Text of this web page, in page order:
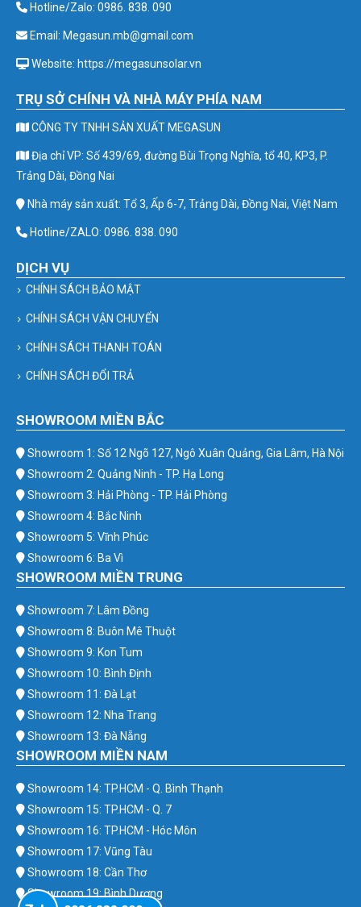
Hotline/Zalo: 0986. 838. 090
Email: Megasun.mb@gmail.com
Website: https://megasunsolar.vn
TRỤ SỞ CHÍNH VÀ NHÀ MÁY PHÍA NAM
CÔNG TY TNHH SẢN XUẤT MEGASUN
Địa chỉ VP: Số 439/69, đường Bùi Trọng Nghĩa, tổ 40, KP3, P.
Trảng Dài, Đồng Nai
Nhà máy sản xuất: Tổ 3, Ấp 6-7, Trảng Dài, Đồng Nai, Việt Nam
Hotline/ZALO: 0986. 838. 090
DỊCH VỤ
CHÍNH SÁCH BẢO MẬT
CHÍNH SÁCH VẬN CHUYỂN
CHÍNH SÁCH THANH TOÁN
CHÍNH SÁCH ĐỔI TRẢ
SHOWROOM MIỀN BẮC
Showroom 1: Số 12 Ngõ 127, Ngô Xuân Quảng, Gia Lâm, Hà Nội
Showroom 2: Quảng Ninh - TP. Hạ Long
Showroom 3: Hải Phòng - TP. Hải Phòng
Showroom 4: Bắc Ninh
Showroom 5: Vĩnh Phúc
Showroom 6: Ba Vì
SHOWROOM MIỀN TRUNG
Showroom 7: Lâm Đồng
Showroom 8: Buôn Mê Thuột
Showroom 9: Kon Tum
Showroom 10: Bình Định
Showroom 11: Đà Lạt
Showroom 12: Nha Trang
Showroom 13: Đà Nẵng
SHOWROOM MIỀN NAM
Showroom 14: TP.HCM - Q. Bình Thạnh
Showroom 15: TP.HCM - Q. 7
Showroom 16: TP.HCM - Hóc Môn
Showroom 17: Vũng Tàu
Showroom 18: Cần Thơ
Showroom 19: Bình Dương